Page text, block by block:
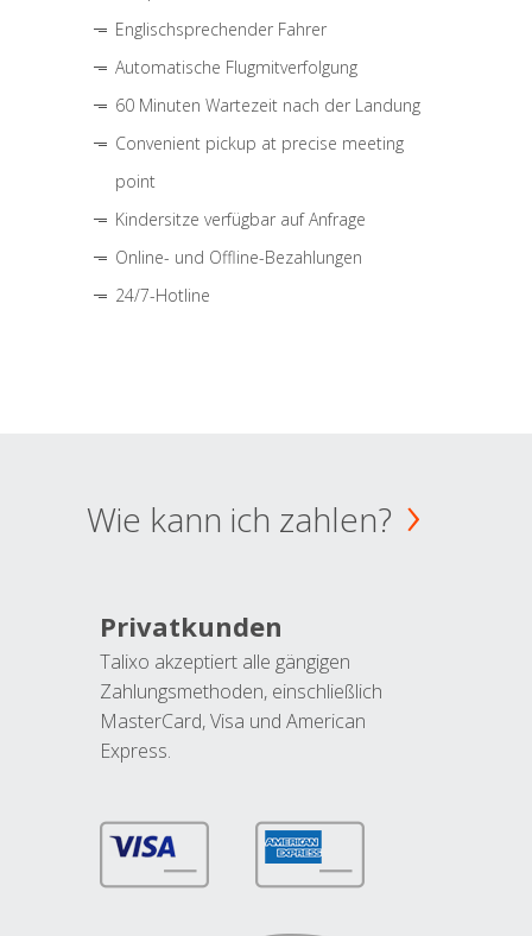
Englischsprechender Fahrer
Automatische Flugmitverfolgung
60 Minuten Wartezeit nach der Landung
Convenient pickup at precise meeting
point
Kindersitze verfügbar auf Anfrage
Online- und Offline-Bezahlungen
24/7-Hotline
Wie kann ich zahlen?
Privatkunden
Talixo akzeptiert alle gängigen
Zahlungsmethoden, einschließlich
MasterCard, Visa und American
Express.